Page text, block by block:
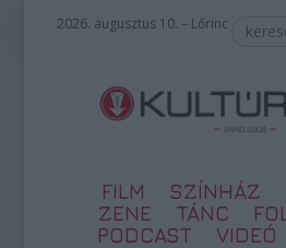
2026. augusztus 10. – Lőrinc
FILM SZÍNHÁZ
ZENE
TÁNC
PODCAST
VIDEÓ